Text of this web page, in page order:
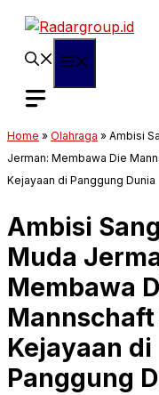
Langsung
Home » Olahraga » Ambisi
Jerman: Membawa Die
Kejayaan di Panggung Dunia
Ambisi
Muda
Membawa
Kejayaan di
Panggung